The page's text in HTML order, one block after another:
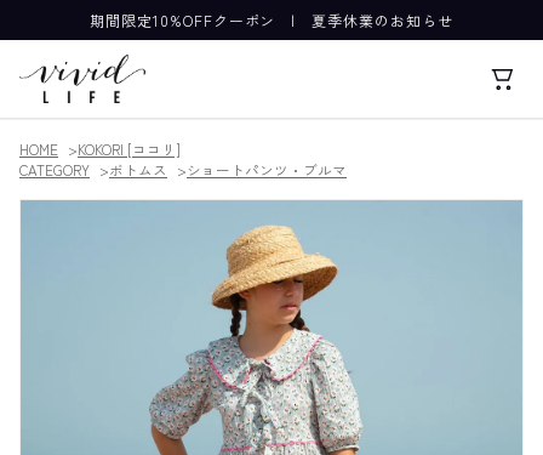
期間限定10%OFFクーポン |夏季休業のお知らせ
HOME
KOKORI [ココリ]
CATEGORY
ボトムス ショートパンツ・ブルマ